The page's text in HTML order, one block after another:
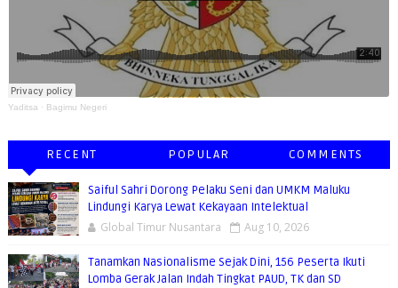
Yaditsa · Bagimu Negeri
RECENT POPULAR COMMENTS
Saiful Sahri Dorong Pelaku Seni dan UMKM Maluku
Lindungi Karya Lewat Kekayaan Intelektual
Global Timur Nusantara Aug 10, 2026
Tanamkan Nasionalisme Sejak Dini, 156 Peserta Ikuti
Lomba Gerak Jalan Indah Tingkat PAUD, TK dan SD